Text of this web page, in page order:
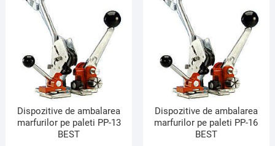
Dispozitive de ambalarea
marfurilor pe paleti PP-13
BEST
Dispozitive de ambalarea
marfurilor pe paleti PP-16
BEST